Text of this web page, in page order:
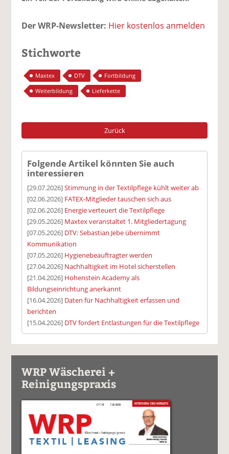
Der WRP-Newsletter: Hier kostenlos anmelden
Stichworte
Maxtex DTV
Fortbildung
Weiterbildung
Lieferkette
Zurück
Folgende Artikel könnten Sie auch
interessieren
[29.07.2026]Stimmung in der Textilpflege kühlt weiter ab
[02.06.2026] FATEX-Mitglieder tauschen sich aus
[02.06.2026] Energie verteuert die Textilpflege
[29.05.2026] Maxtex veranstaltet 1. Mitgliedertagung
[07.05.2026] DTV: Sebastian Jebe übernimmt
Kommunikation
[07.05.2026] Hygienebeauftragter werden
[27.04.2026] Nachhaltigkeit im Hotel sicherstellen
[21.04.2026] Hohenstein Academy als
Bildungseinrichtung anerkannt
[16.04.2026] Daten für Nachhaltigkeit erfassen und
berichten
[15.04.2026] DTV fordert Entlastungen für die Textilpflege
WRP Wäscherei +
Reinigungspraxis